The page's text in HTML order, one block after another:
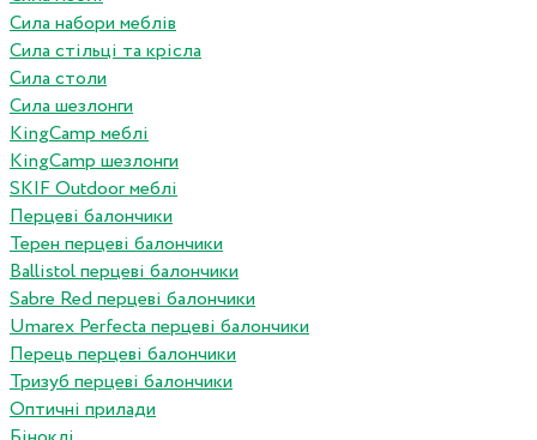
Сила набори меблів
Сила стільці та крісла
Сила столи
Сила шезлонги
KingCamp меблі
KingCamp шезлонги
SKIF Outdoor меблі
Перцеві балончики
Терен перцеві балончики
Ballistol перцеві балончики
Sabre Red перцеві балончики
Umarex Perfecta перцеві балончики
Перець перцеві балончики
Тризуб перцеві балончики
Оптичні прилади